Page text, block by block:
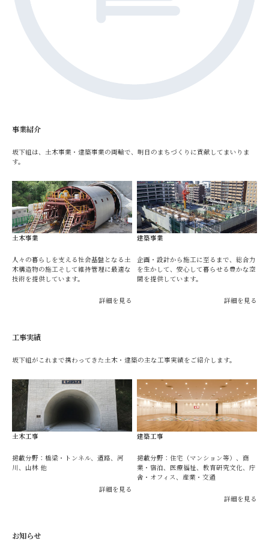
事業紹介
坂下組は、土木事業・建築事業の両輪で、明日のまちづくりに貢献してまいりま
す。
土木事業
人々の暮らしを支える社会基盤となる土
木構造物の施工そして維持管理に最適な
技術を提供しています。
詳細を見る
建築事業
企画・設計から施工に至るまで、総合力
を生かして、安心して暮らせる豊かな空
間を提供しています。
詳細を見る
工事実績
坂下組がこれまで携わってきた土木・建築の主な工事実績をご紹介します。
土木工事
掲載分野：橋梁・トンネル、道路、河
川、山林 他
詳細を見る
建築工事
掲載分野：住宅（マンション等）、商
業・宿泊、医療福祉、教育研究文化、庁
舎・オフィス、産業・交通
詳細を見る
お知らせ